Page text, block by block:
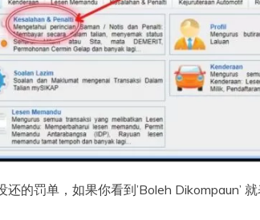
还的罚单，如果你看到’Boleh Dikompaun’